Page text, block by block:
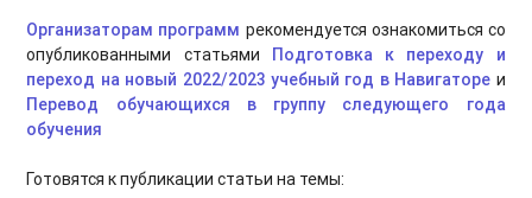
Организаторам программ рекомендуется ознакомиться со
опубликованными статьями Подготовка к переходу и
переход на новый 2022/2023 учебный год в Навигаторе и
Перевод обучающихся в группу следующего года
обучения
Готовятся к публикации статьи на темы: